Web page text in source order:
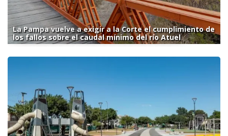
La Pampa vuelve a exigir a la Corte el cumplimiento de
los fallos sobre el caudal mínimo del río Atuel